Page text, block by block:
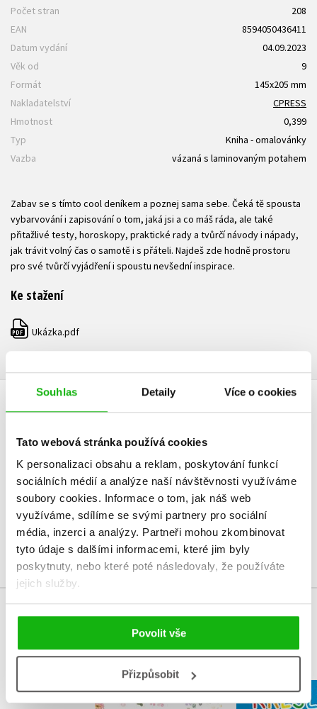
Souhlas Detaily Více o cookies
Tato webová stránka používá cookies
K personalizaci obsahu a reklam, poskytování funkcí
sociálních médií a analýze naší návštěvnosti využíváme
soubory cookies. Informace o tom, jak náš web
využíváme, sdílíme se svými partnery pro sociální
média, inzerci a analýzy. Partneři mohou zkombinovat
tyto údaje s dalšími informacemi, které jim byly
poskytnuty, nebo které poté následovaly, že používáte
jejich služby.
Povolit vše
Přizpůsobit
Počet stran
208
EAN
8594050436411
Datum vydání
04.09.2023
Věk od
9
Formát
145x205 mm
Nakladatelství
CPRESS
Hmotnost
0,399
Typ
Kniha - omalovánky
Vazba
vázaná s laminovaným potahem
Zabav se s tímto cool deníkem a poznej sama sebe. Čeká tě spousta
vybarvování i zapisování o tom, jaká jsi a co máš ráda, ale také
přitažlivé testy, horoskopy, praktické rady a tvůrčí návody i nápady,
jak trávit volný čas o samotě i s přáteli. Najdeš zde hodně prostoru
pro své tvůrčí vyjádření i spoustu nevšední inspirace.
Ke stažení
PDF Ukázka.pdf
HODNOCENÍ ČTENÁŘŮ
V současné době nejsou vytvořena žádná uživatelská hodnocení.
Vaše hodnocení
Uživatelskou recenzi mohou vkládat pouze registrovaní uživatelé
Přihlásit
MOHLO BY VÁS TAKÉ ZAJÍMAT
Český herbář pro